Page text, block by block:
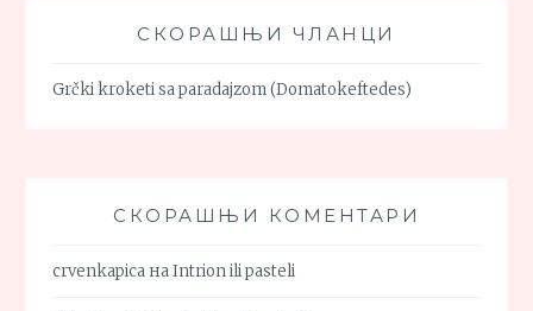
СКОРАШЊИ ЧЛАНЦИ
Grčki kroketi sa paradajzom (Domatokeftedes)
СКОРАШЊИ КОМЕНТАРИ
crvenkapica наIntrion ili pasteli